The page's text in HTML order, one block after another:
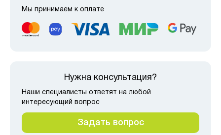
Мы принимаем к оплате
Нужна консультация?
Наши специалисты ответят на любой
интересующий вопрос
Задать вопрос